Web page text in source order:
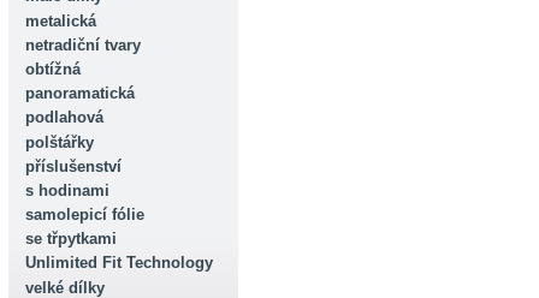
metalická
netradiční tvary
obtížná
panoramatická
podlahová
polštářky
příslušenství
s hodinami
samolepicí fólie
se třpytkami
Unlimited Fit Technology
velké dílky